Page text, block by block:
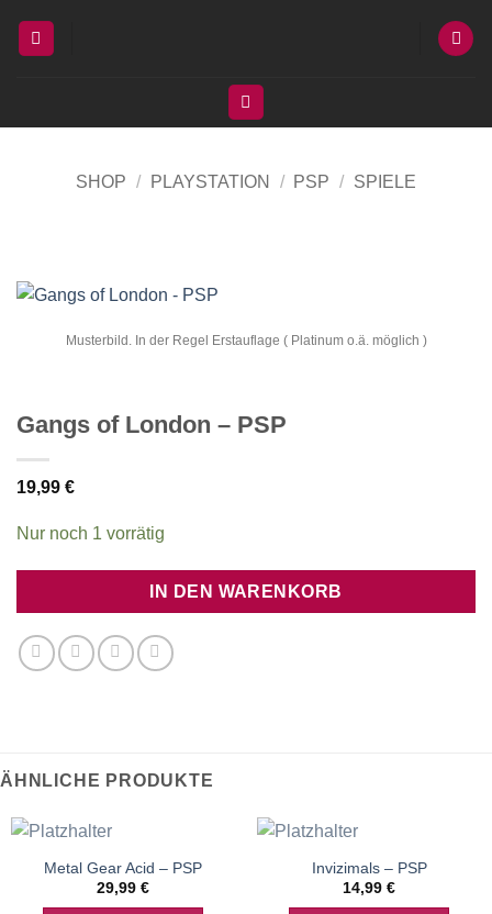
Inhalt
SHOP / PLAYSTATION / PSP / SPIELE
Musterbild. In der Regel Erstauflage ( Platinum o.ä. möglich )
Gangs of London – PSP
19,99 €
Nur noch 1 vorrätig
IN DEN WARENKORB
ÄHNLICHE PRODUKTE
Metal Gear Acid – PSP
29,99 €
Invizimals – PSP
14,99 €